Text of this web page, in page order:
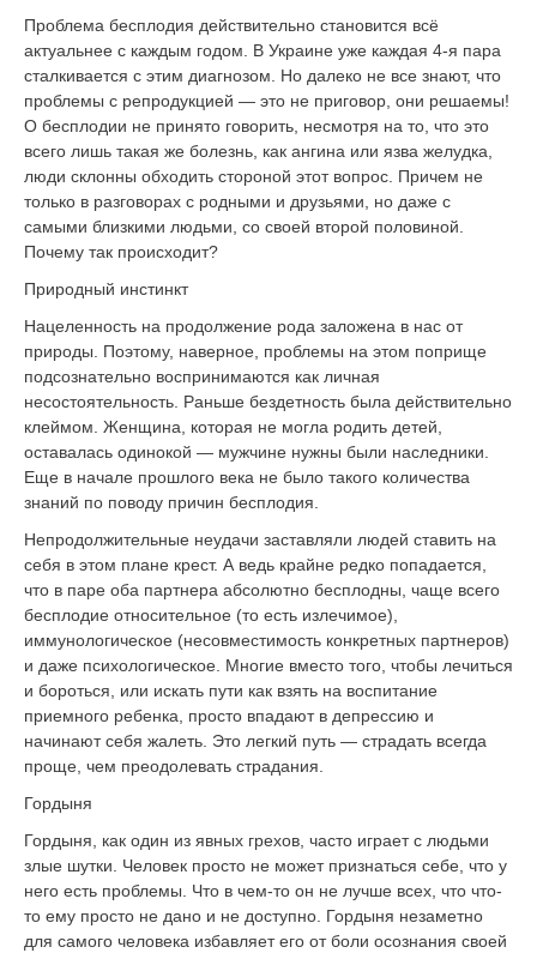
Проблема бесплодия действительно становится всё
актуальнее с каждым годом. В Украине уже каждая 4-я пара
сталкивается с этим диагнозом. Но далеко не все знают, что
проблемы с репродукцией — это не приговор, они решаемы!
О бесплодии не принято говорить, несмотря на то, что это
всего лишь такая же болезнь, как ангина или язва желудка,
люди склонны обходить стороной этот вопрос. Причем не
только в разговорах с родными и друзьями, но даже с
самыми близкими людьми, со своей второй половиной.
Почему так происходит?
Природный инстинкт
Нацеленность на продолжение рода заложена в нас от
природы. Поэтому, наверное, проблемы на этом поприще
подсознательно воспринимаются как личная
несостоятельность. Раньше бездетность была действительно
клеймом. Женщина, которая не могла родить детей,
оставалась одинокой — мужчине нужны были наследники.
Еще в начале прошлого века не было такого количества
знаний по поводу причин бесплодия.
Непродолжительные неудачи заставляли людей ставить на
себя в этом плане крест. А ведь крайне редко попадается,
что в паре оба партнера абсолютно бесплодны, чаще всего
бесплодие относительное (то есть излечимое),
иммунологическое (несовместимость конкретных партнеров)
и даже психологическое. Многие вместо того, чтобы лечиться
и бороться, или искать пути как взять на воспитание
приемного ребенка, просто впадают в депрессию и
начинают себя жалеть. Это легкий путь — страдать всегда
проще, чем преодолевать страдания.
Гордыня
Гордыня, как один из явных грехов, часто играет с людьми
злые шутки. Человек просто не может признаться себе, что у
него есть проблемы. Что в чем-то он не лучше всех, что что-
то ему просто не дано и не доступно. Гордыня незаметно
для самого человека избавляет его от боли осознания своей